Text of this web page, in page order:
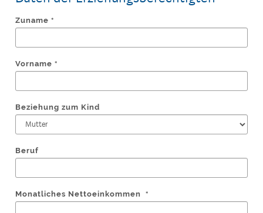
Zuname*
Vorname*
Beziehung zum Kind
Beruf
Monatliches Nettoeinkommen*